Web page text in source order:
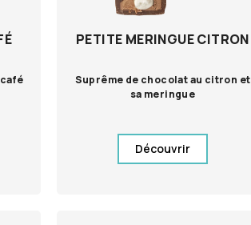
PETITE MERINGUE CITRON
Suprême de chocolat au citron et
sa meringue
Découvrir